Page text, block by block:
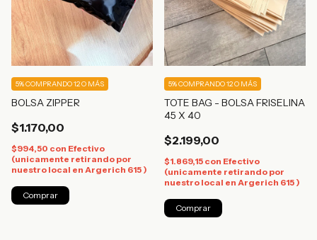
BOLSA ZIPPER
$1.170,00
5%COMPRANDO 12 O MÁS
$994,50 con Efectivo
(unicamente retirando por
nuestro local en Argerich 615 )
Comprar
TOTE BAG - BOLSA FRISELINA
45 X 40
$2.199,00
5%COMPRANDO 12 O MÁS
$1.869,15 con Efectivo
(unicamente retirando por
nuestro local en Argerich 615 )